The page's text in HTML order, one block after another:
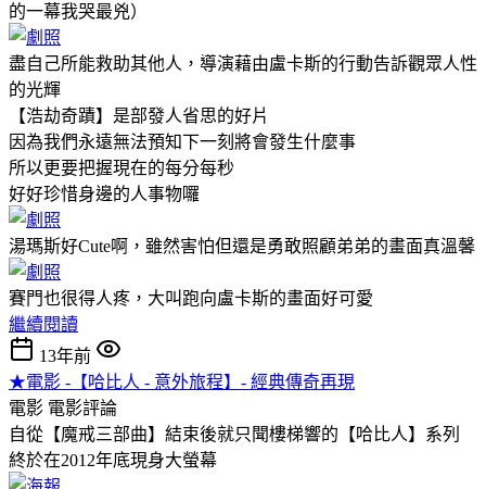
的一幕我哭最兇）
盡自己所能救助其他人，導演藉由盧卡斯的行動告訴觀眾人性
的光輝
【浩劫奇蹟】是部發人省思的好片
因為我們永遠無法預知下一刻將會發生什麼事
所以更要把握現在的每分每秒
好好珍惜身邊的人事物囉
湯瑪斯好Cute啊，雖然害怕但還是勇敢照顧弟弟的畫面真溫馨
賽門也很得人疼，大叫跑向盧卡斯的畫面好可愛
繼續閱讀
13年前
★電影 -【哈比人 - 意外旅程】- 經典傳奇再現
電影 電影評論
自從【魔戒三部曲】結束後就只聞樓梯響的【哈比人】系列
終於在2012年底現身大螢幕